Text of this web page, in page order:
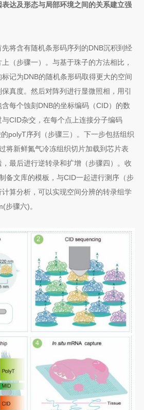
达及形态与局部环境之间的关系建立强
将含有随机条形码序列的DNB沉积到经
（步骤一）。与基于珠子的方法相比，
记为DNB的随机条形码取得更大的空间
真度。然后对阵列进行显微照相，用引
每个蚀刻DNB的坐标编码（CID）的数
CID杂交，在每个点上连接分子编码
的polyT序列（步骤三）。下一步包括组织
将新鲜氮气冷冻组织切片加载到芯片表
最后进行逆转录和扩增（步骤四）。收
备文库的模板，与CID一起进行测序（步
算分析，可以实现空间分辨的转录组学
步骤六)。